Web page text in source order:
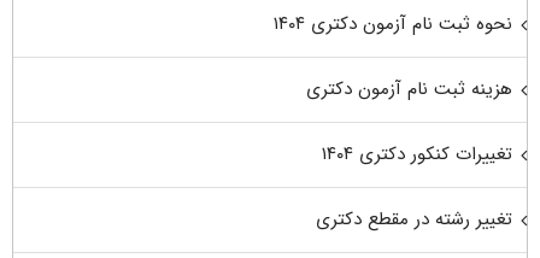
نحوه ثبت نام آزمون دکتری ۱۴۰۴
هزینه ثبت نام آزمون دکتری
تغییرات کنکور دکتری ۱۴۰۴
تغییر رشته در مقطع دکتری